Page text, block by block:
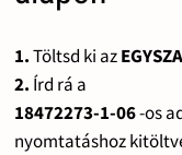
1.Töltsd ki az
2. Írd rá a
18472273-1-06-os
nyomtatáshoz